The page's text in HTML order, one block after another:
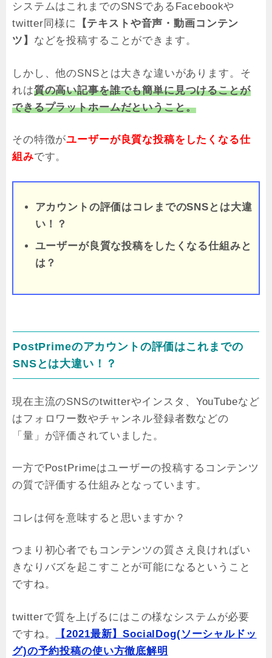
システムはこれまでのSNSであるFacebookや
twitter同様に 【テキストや音声・動画コンテン
ツ】 などを投稿することができます。
しかし、他のSNSとは大きな違いがあります。そ
れは質の高い記事を誰でも簡単に見つけることが
できるプラットホームだということ。
その特徴がユーザーが良質な投稿をしたくなる仕
組みです。
アカウントの評価はコレまでのSNSとは大違
い！？
ユーザーが良質な投稿をしたくなる仕組みと
は？
PostPrimeのアカウントの評価はこれまでの
SNSとは大違い！？
現在主流のSNSのtwitterやインスタ、YouTubeなど
はフォロワー数やチャンネル登録者数などの
「量」が評価されていました。
一方でPostPrimeはユーザーの投稿するコンテンツ
の質で評価する仕組みとなっています。
コレは何を意味すると思いますか？
つまり初心者でもコンテンツの質さえ良ければい
きなりバズを起こすことが可能になるということ
ですね。
twitterで質を上げるにはこの様なシステムが必要
ですね。
【2021最新】SocialDog(ソーシャルドッ
グ)の予約投稿の使い方徹底解明